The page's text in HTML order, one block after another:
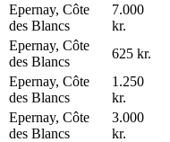
Epernay, Côte
des Blancs
7.000
kr.
Epernay, Côte
des Blancs
625 kr.
Epernay, Côte
des Blancs
1.250
kr.
Epernay, Côte
des Blancs
3.000
kr.